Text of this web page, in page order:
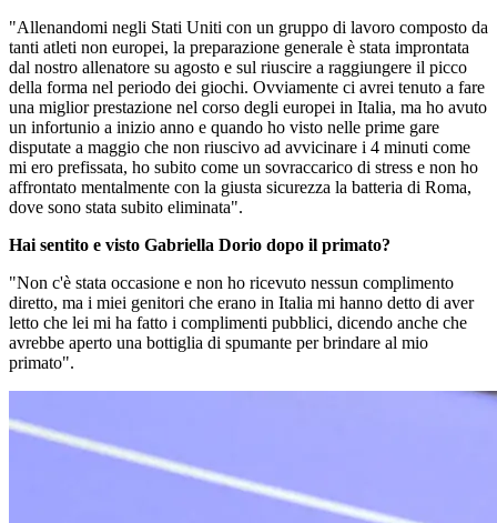
"Allenandomi negli Stati Uniti con un gruppo di lavoro composto da
tanti atleti non europei, la preparazione generale è stata improntata
dal nostro allenatore su agosto e sul riuscire a raggiungere il picco
della forma nel periodo dei giochi. Ovviamente ci avrei tenuto a fare
una miglior prestazione nel corso degli europei in Italia, ma ho avuto
un infortunio a inizio anno e quando ho visto nelle prime gare
disputate a maggio che non riuscivo ad avvicinare i 4 minuti come
mi ero prefissata, ho subito come un sovraccarico di stress e non ho
affrontato mentalmente con la giusta sicurezza la batteria di Roma,
dove sono stata subito eliminata".
Hai sentito e visto Gabriella Dorio dopo il primato?
"Non c'è stata occasione e non ho ricevuto nessun complimento
diretto, ma i miei genitori che erano in Italia mi hanno detto di aver
letto che lei mi ha fatto i complimenti pubblici, dicendo anche che
avrebbe aperto una bottiglia di spumante per brindare al mio
primato".